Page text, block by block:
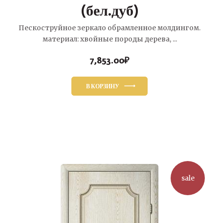
(бел.дуб)
Пескоструйное зеркало обрамленное молдингом.
материал: хвойные породы дерева, ...
7,853.00₽
В КОРЗИНУ
sale